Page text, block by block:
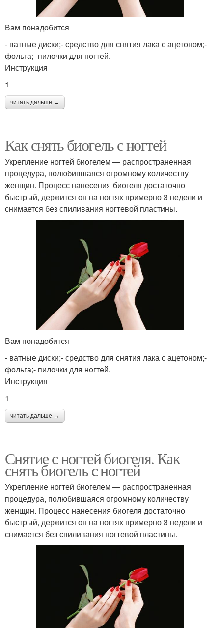
Вам понадобится
- ватные диски;- средство для снятия лака с ацетоном;-
фольга;- пилочки для ногтей.
Инструкция
1
читать дальше →
Как снять биогель с ногтей
Укрепление ногтей биогелем — распространенная
процедура, полюбившаяся огромному количеству
женщин. Процесс нанесения биогеля достаточно
быстрый, держится он на ногтях примерно 3 недели и
снимается без спиливания ногтевой пластины.
Вам понадобится
- ватные диски;- средство для снятия лака с ацетоном;-
фольга;- пилочки для ногтей.
Инструкция
1
читать дальше →
Снятие с ногтей биогеля. Как
снять биогель с ногтей
Укрепление ногтей биогелем — распространенная
процедура, полюбившаяся огромному количеству
женщин. Процесс нанесения биогеля достаточно
быстрый, держится он на ногтях примерно 3 недели и
снимается без спиливания ногтевой пластины.